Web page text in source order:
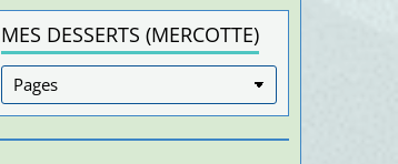
MES DESSERTS (MERCOTTE)